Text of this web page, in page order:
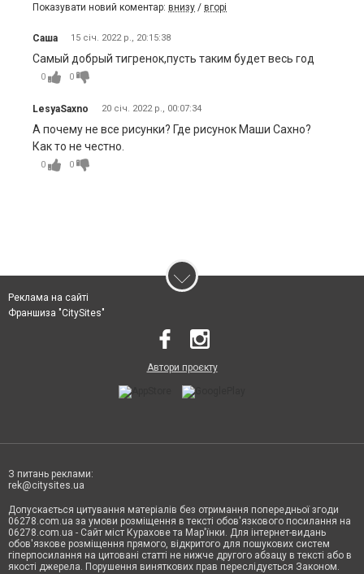
Показувати новий коментар: внизу / вгорі
Саша 15 січ. 2022 р., 20:15:38
Самый добрый тигренок,пусть таким будет весь год
0 0
LesyaSaxno 20 січ. 2022 р., 00:07:34
А почему не все рисунки? Где рисунок Маши Сахно?
Как то не честно.
0 0
Реклама на сайті
Франшиза "CitySites"
Автори проєкту
З питань реклами:
rek@citysites.ua
Допускається цитування матеріалів без отримання попередньої згоди
06278.com.ua за умови розміщення в тексті обов'язкового посилання на
06278.com.ua - Сайт міст Курахове та Мар'їнки. Для інтернет-видань
обов'язкове розміщення прямого, відкритого для пошукових систем
гіперпосилання на цитовані статті не нижче другого абзацу в тексті або в
якості джерела. Порушення виняткових прав переслідується Законом.